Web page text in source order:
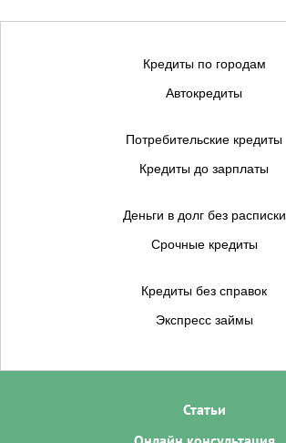
Кредиты по городам
Автокредиты
Потребительские кредиты
Кредиты до зарплаты
Деньги в долг без расписки
Срочные кредиты
Кредиты без справок
Экспресс займы
Статьи